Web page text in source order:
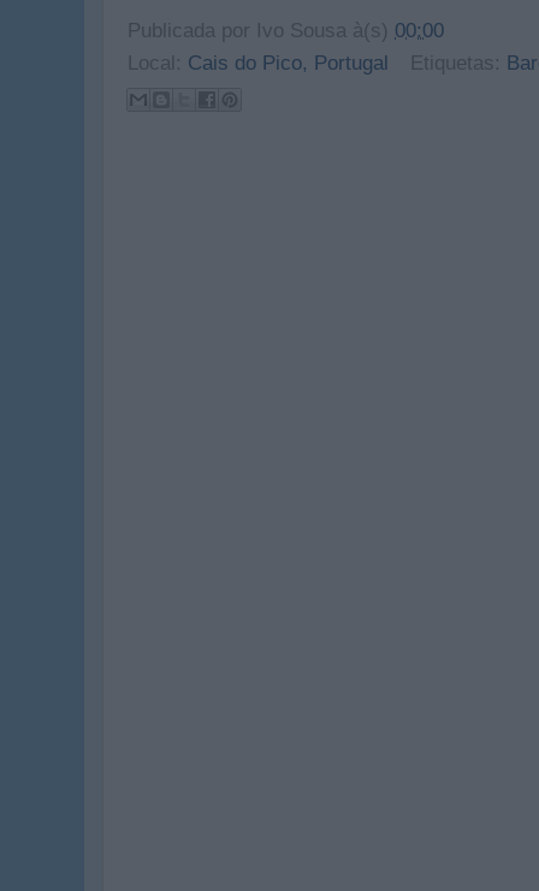
Publicada por Ivo Sousa à(s) 00:00
Local: Cais do Pico, Portugal Etiquetas: